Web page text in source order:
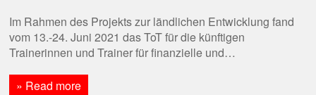
Im Rahmen des Projekts zur ländlichen Entwicklung fand
vom 13.-24. Juni 2021 das ToT für die künftigen
Trainerinnen und Trainer für finanzielle und…
» Read more